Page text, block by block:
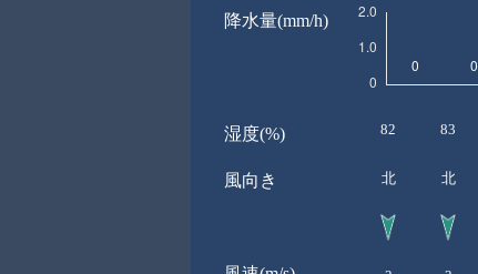
降水量(mm/h)
湿度(%)
風向き
82 83
北 北